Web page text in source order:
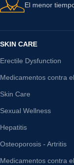
El menor
SKIN CARE
Erectile Dysfunction
Medicamentos contra
Skin Care
Sexual Wellness
Hepatitis
Osteoporosis - Artritis
Medicamentos contra